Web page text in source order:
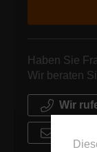
Haben Sie
Wir beraten
Wir